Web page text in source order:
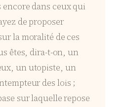
dans ceux qui
de proposer
la moralité de ces
êtes, dira-t-on, un
un utopiste, un
des lois ;
sur laquelle repose